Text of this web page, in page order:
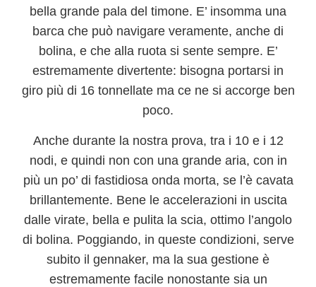
bella grande pala del timone. E’ insomma una
barca che può navigare veramente, anche di
bolina, e che alla ruota si sente sempre. E’
estremamente divertente: bisogna portarsi in
giro più di 16 tonnellate ma ce ne si accorge ben
poco.
Anche durante la nostra prova, tra i 10 e i 12
nodi, e quindi non con una grande aria, con in
più un po’ di fastidiosa onda morta, se l’è cavata
brillantemente. Bene le accelerazioni in uscita
dalle virate, bella e pulita la scia, ottimo l’angolo
di bolina. Poggiando, in queste condizioni, serve
subito il gennaker, ma la sua gestione è
estremamente facile nonostante sia un